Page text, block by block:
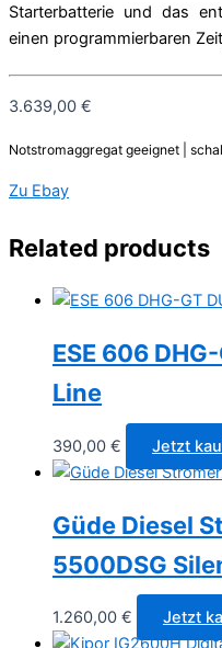
Starterbatterie und das
einen programmierbaren
3.639,00 €
Notstromaggregat geeignet |
Zu Ebay
Related products
ESE 606
Line
390,00 € Jetzt
Güde Diesel
5500DSG
1.260,00 € Jetzt